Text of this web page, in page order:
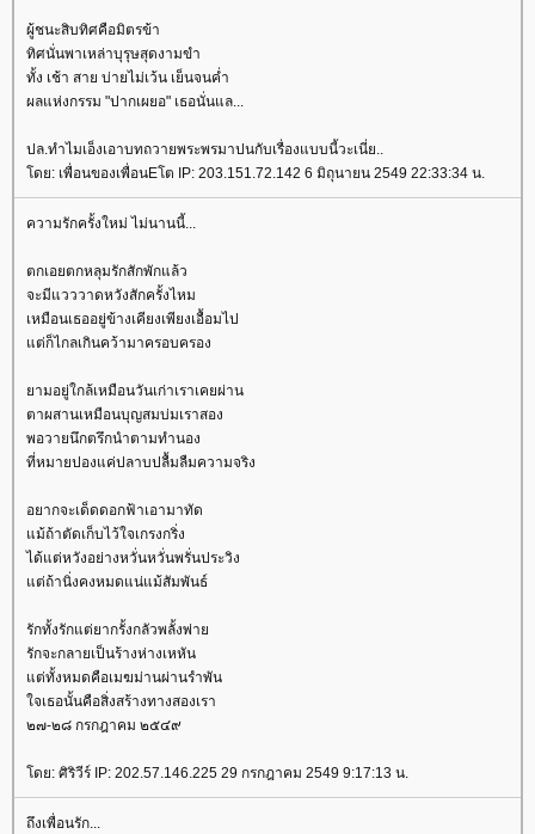
ผู้ชนะสิบทิศคือมิตรข้า
ทิศนั่นพาเหล่าบุรุษสุดงามขำ
ทั้ง เช้า สาย บ่ายไม่เว้น เย็นจนค่ำ
ผลแห่งกรรม "ปากเผยอ" เธอนั่นแล...
ปล.ทำไมเอ็งเอาบทถวายพระพรมาปนกับเรื่องแบบนี้วะเนี่ย..
ดย: เพื่อนของเพื่อนEโต IP: 203.151.72.142 6 มิถุนายน 2549 22:33:34 น.
ความรักครั้งใหม่ ไม่นานนี้...
ตกเอยตกหลุมรักสักพักแล้ว
จะมีแวววาดหวังสักครั้งไหม
เหมือนเธออยู่ข้างเคียงเพียงเอื้อมไป
ต่ก็ไกลเกินคว้ามาครอบครอง
ามอยู่ใกล้เหมือนวันเก่าเราเคยผ่าน
ตาผสานเหมือนบุญสมบ่มเราสอง
พอวายนึกตรึกนำตามทำนอง
ที่หมายปองแค่ปลาบปลื้มลืมความจริง
อยากจะเด็ดดอกฟ้าเอามาทัด
ม้ถ้าตัดเก็บไว้ใจเกรงกริ่ง
ได้แต่หวังอย่างหวั่นหวั่นพรั่นประวิง
ต่ถ้านิ่งคงหมดแน่แม้สัมพันธ์
รักทั้งรักแต่ยากรั้งกลัวพลั้งพ่า
รักจะกลายเป็นร้างห่างเหหัน
ต่ทั้งหมดคือเมฆม่านผ่านรำพัน
จเธอนั้นคือสิ่งสร้างทางสองเรา
๒๗-๒๘ กรกฎาคม ๒๕๔๙
ดย: ศิริวีร์ IP: 202.57.146.225 29 กรกฎาคม 2549 9:17:13 น.
ถึงเพื่อนรัก...